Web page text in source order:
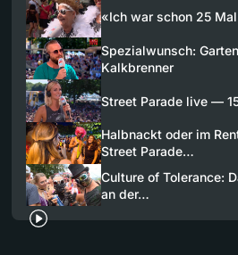
«Ich war schon 25
Spezialwunsch:
Kalkbrenner
Street Parade live —
Halbnackt oder im
Street Parade…
Culture of Tolerance:
an der…